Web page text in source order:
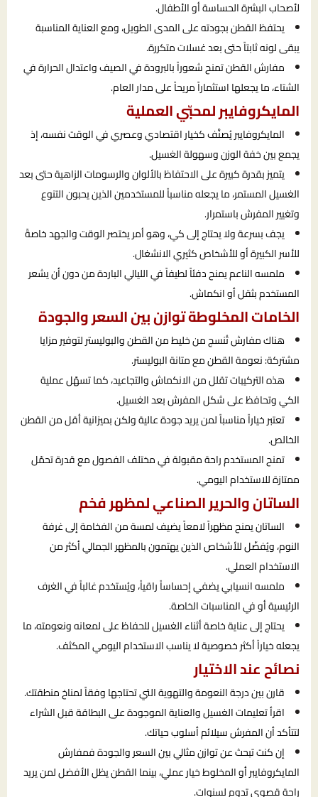
لأصحاب البشرة الحساسة أو الأطفال.
يحتفظ القطن بجودته على المدى الطويل، ومع العناية المناسبة
يبقى لونه ثابتاً حتى بعد غسلات متكررة.
مفارش القطن تمنح شعوراً بالبرودة في الصيف واعتدال الحرارة في
الشتاء، ما يجعلها استثماراً مريحاً على مدار العام.
المايكروفايبر لمحبّي العملية
المايكروفايبر يُصنَّف كخيار اقتصادي وعصري في الوقت نفسه، إذ
يجمع بين خفة الوزن وسهولة الغسيل.
يتميز بقدرة كبيرة على الاحتفاظ بالألوان والرسومات الزاهية حتى بعد
الغسيل المستمر، ما يجعله مناسباً للمستخدمين الذين يحبون التنوع
وتغيير المفرش باستمرار.
يجف بسرعة ولا يحتاج إلى كي، وهو أمر يختصر الوقت والجهد خاصةً
للأسر الكبيرة أو للأشخاص كثيري الانشغال.
ملمسه الناعم يمنح دفئاً لطيفاً في الليالي الباردة من دون أن يشعر
المستخدم بثقل أو انكماش.
الخامات المخلوطة توازن بين السعر والجودة
هناك مفارش تُنسج من خليط من القطن والبوليستر لتوفير مزايا
مشتركة: نعومة القطن مع متانة البوليستر.
هذه التركيبات تقلل من الانكماش والتجاعيد، كما تسهّل عملية
الكي وتحافظ على شكل المفرش بعد الغسيل.
تعتبر خياراً مناسباً لمن يريد جودة عالية ولكن بميزانية أقل من القطن
الخالص.
تمنح المستخدم راحة مقبولة في مختلف الفصول مع قدرة تحمّل
ممتازة للاستخدام اليومي.
الساتان والحرير الصناعي لمظهر فخم
الساتان يمنح مظهراً لامعاً يضيف لمسة من الفخامة إلى غرفة
النوم، ويُفضّل للأشخاص الذين يهتمون بالمظهر الجمالي أكثر من
الاستخدام العملي.
ملمسه انسيابي يضفي إحساساً راقياً، ويُستخدم غالباً في الغرف
الرئيسية أو في المناسبات الخاصة.
يحتاج إلى عناية خاصة أثناء الغسيل للحفاظ على لمعانه ونعومته، ما
يجعله خياراً أكثر خصوصية لا يناسب الاستخدام اليومي المكثف.
نصائح عند الاختيار
قارن بين درجة النعومة والتهوية التي تحتاجها وفقاً لمناخ منطقتك.
اقرأ تعليمات الغسيل والعناية الموجودة على البطاقة قبل الشراء
لتتأكد أن المفرش سيلائم أسلوب حياتك.
إن كنت تبحث عن توازن مثالي بين السعر والجودة فمفارش
المايكروفايبر أو المخلوط خيار عملي، بينما القطن يظل الأفضل لمن يريد
راحة قصوى تدوم لسنوات.